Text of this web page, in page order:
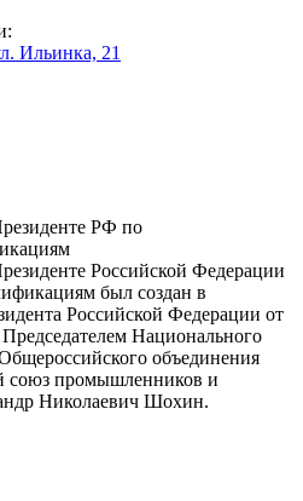
Ильинка, 21
РФ по
Российской Федерации
был создан в
Российской Федерации от
Национального
объединения
союз промышленников и
Николаевич Шохин.